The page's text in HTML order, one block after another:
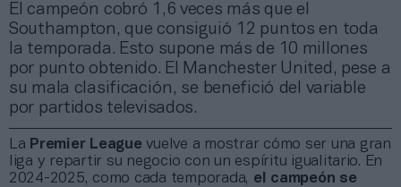
El campeón cobró 1,6 veces más que el
Southampton, que consiguió 12 puntos en toda
la temporada. Esto supone más de 10 millones
por punto obtenido. El Manchester United, pese a
su mala clasificación, se benefició del variable
por partidos televisados.
La Premier League vuelve a mostrar cómo ser una gran
liga y repartir su negocio con un espíritu igualitario. En
2024-2025, como cada temporada, el campeón se